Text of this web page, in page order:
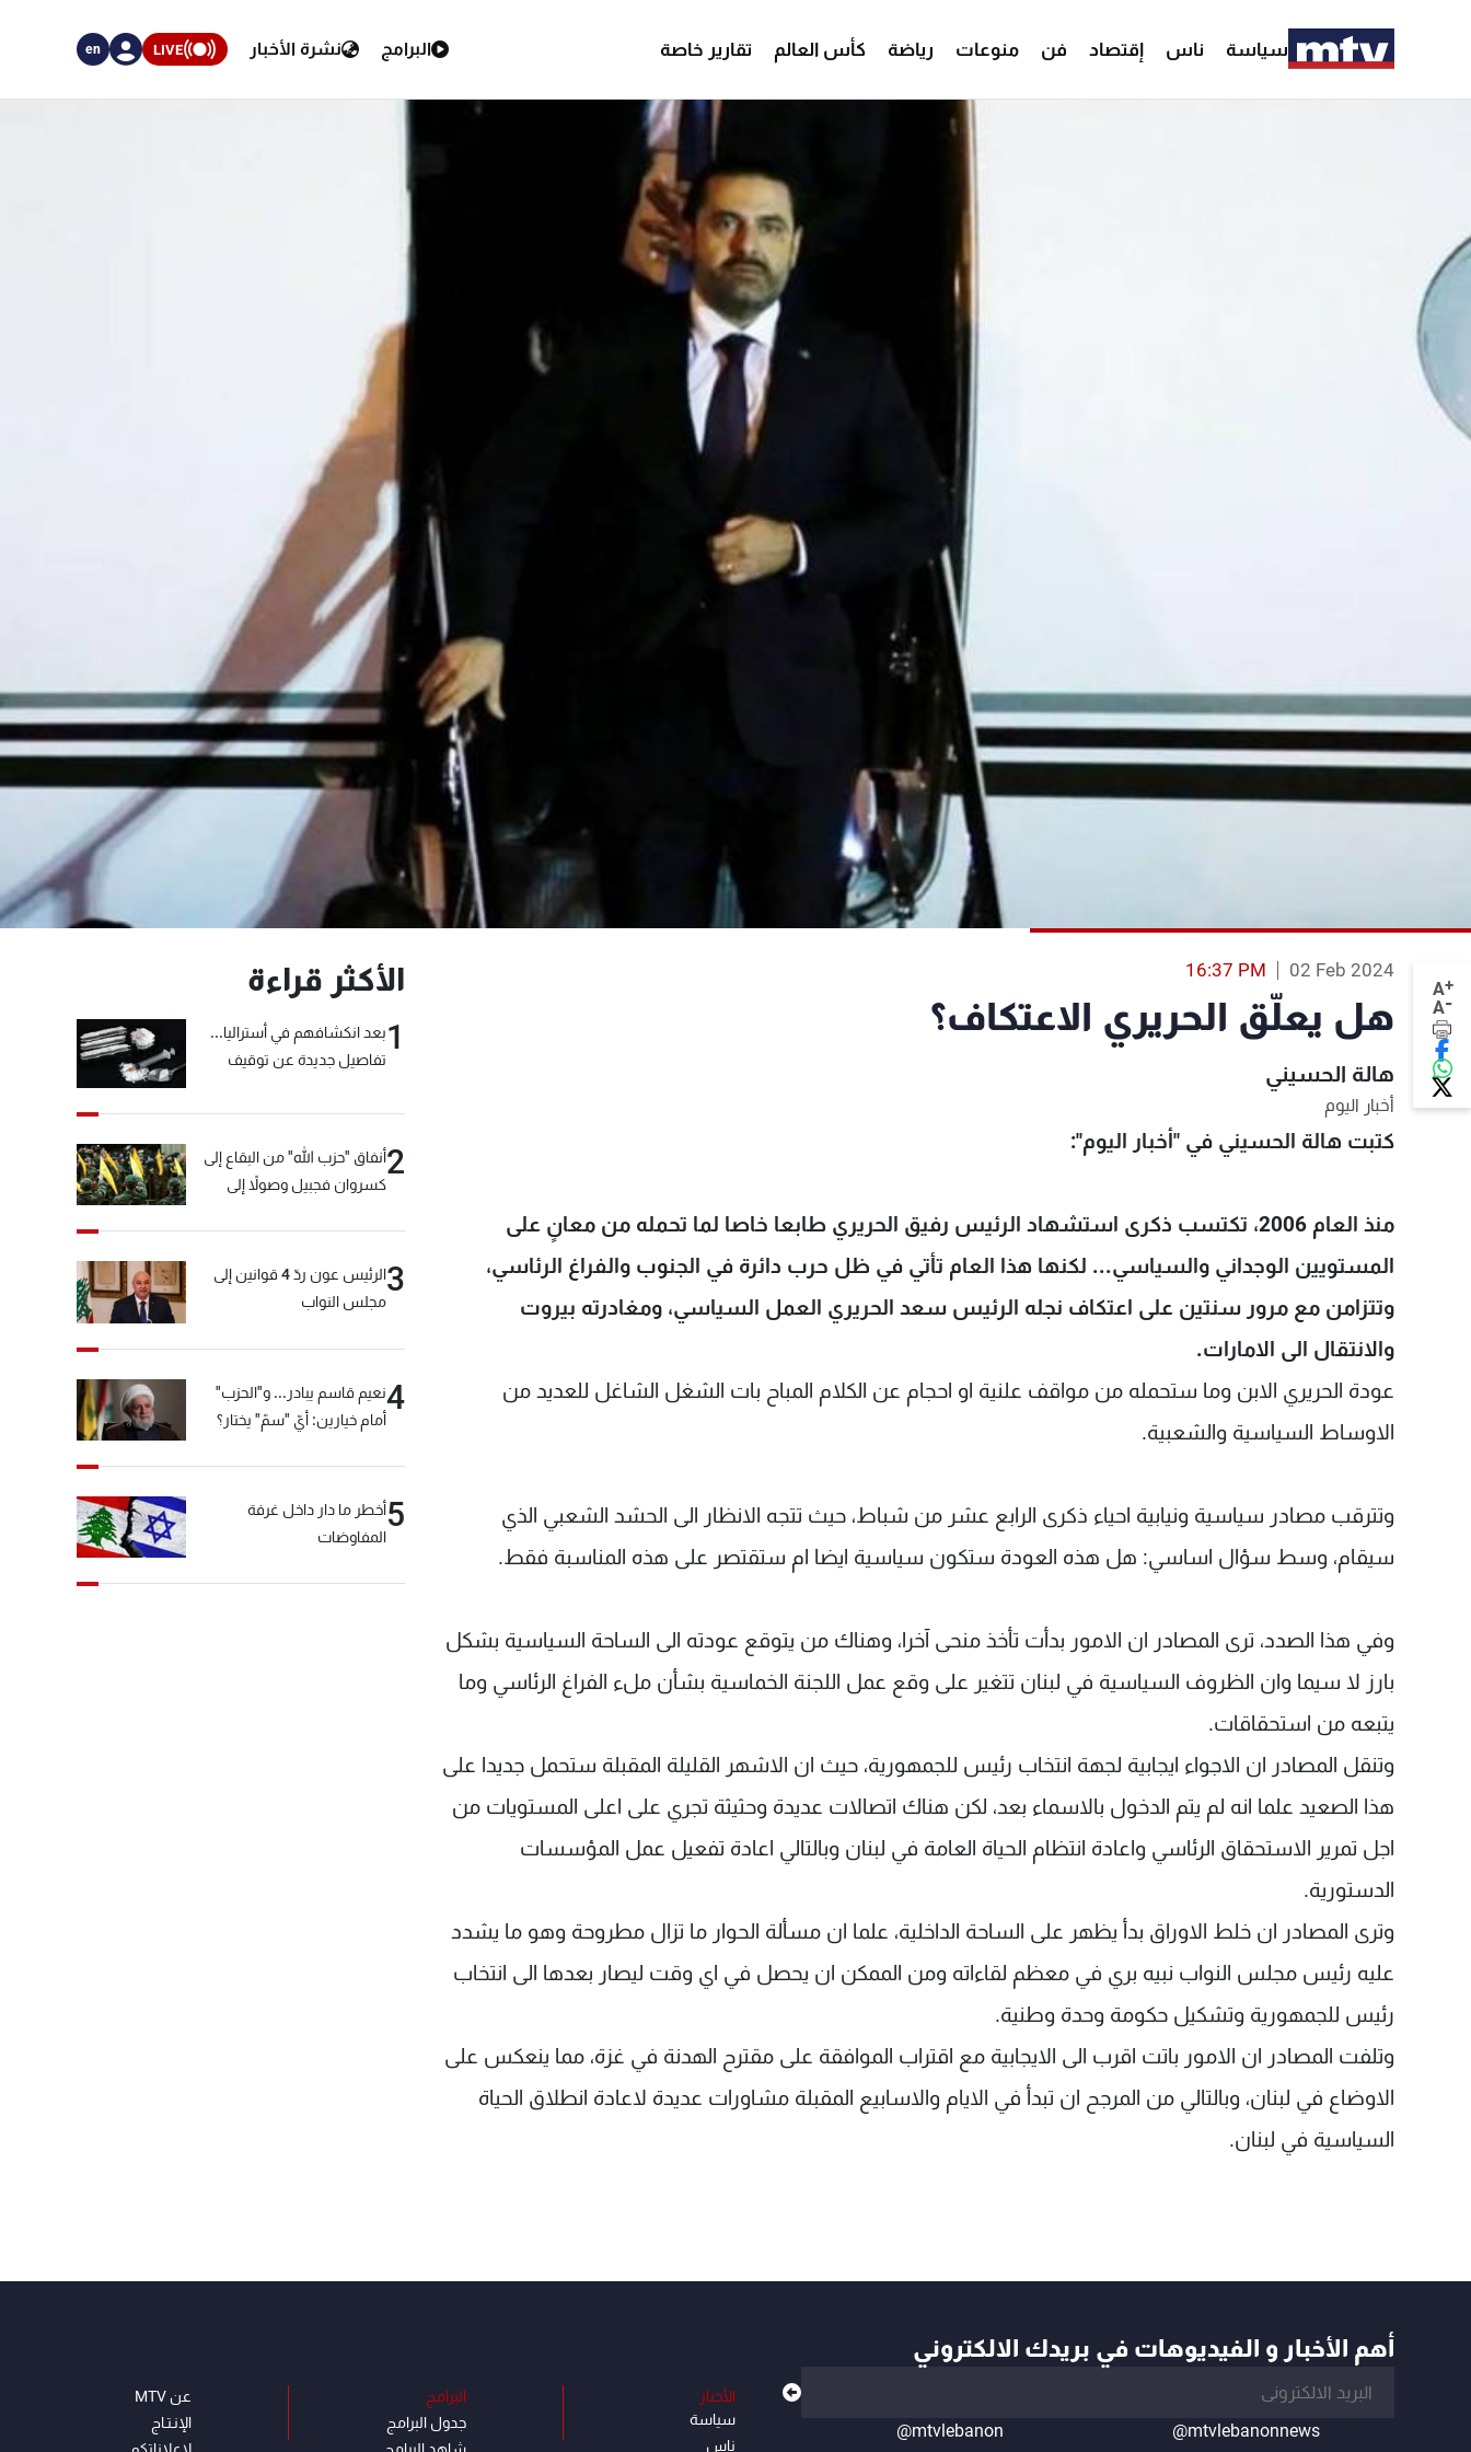
سياسة ناس إقتصاد فن منوعات رياضة كأس العالم تقارير خاصة البرامج نشرة الأخبار LIVE
en
A+
A-
02 Feb 2024
16:37 PM
هل يعلّق الحريري الاعتكاف؟
هالة الحسيني
أخبار اليوم
كتبت هالة الحسيني في "أخبار اليوم":
منذ العام 2006، تكتسب ذكرى استشهاد الرئيس رفيق الحريري طابعا خاصا لما تحمله من معانٍ على
المستويين الوجداني والسياسي... لكنها هذا العام تأتي في ظل حرب دائرة في الجنوب والفراغ الرئاسي،
وتتزامن مع مرور سنتين على اعتكاف نجله الرئيس سعد الحريري العمل السياسي، ومغادرته بيروت
والانتقال الى الامارات.
عودة الحريري الابن وما ستحمله من مواقف علنية او احجام عن الكلام المباح بات الشغل الشاغل للعديد من
الاوساط السياسية والشعبية.
وتترقب مصادر سياسية ونيابية احياء ذكرى الرابع عشر من شباط، حيث تتجه الانظار الى الحشد الشعبي الذي
سيقام، وسط سؤال اساسي: هل هذه العودة ستكون سياسية ايضا ام ستقتصر على هذه المناسبة فقط.
وفي هذا الصدد، ترى المصادر ان الامور بدأت تأخذ منحى آخرا، وهناك من يتوقع عودته الى الساحة السياسية بشكل
بارز لا سيما وان الظروف السياسية في لبنان تتغير على وقع عمل اللجنة الخماسية بشأن ملء الفراغ الرئاسي وما
يتبعه من استحقاقات.
وتنقل المصادر ان الاجواء ايجابية لجهة انتخاب رئيس للجمهورية، حيث ان الاشهر القليلة المقبلة ستحمل جديدا على
هذا الصعيد علما انه لم يتم الدخول بالاسماء بعد، لكن هناك اتصالات عديدة وحثيثة تجري على اعلى المستويات من
اجل تمرير الاستحقاق الرئاسي واعادة انتظام الحياة العامة في لبنان وبالتالي اعادة تفعيل عمل المؤسسات
الدستورية.
وترى المصادر ان خلط الاوراق بدأ يظهر على الساحة الداخلية، علما ان مسألة الحوار ما تزال مطروحة وهو ما يشدد
عليه رئيس مجلس النواب نبيه بري في معظم لقاءاته ومن الممكن ان يحصل في اي وقت ليصار بعدها الى انتخاب
رئيس للجمهورية وتشكيل حكومة وحدة وطنية.
وتلفت المصادر ان الامور باتت اقرب الى الايجابية مع اقتراب الموافقة على مقترح الهدنة في غزة، مما ينعكس على
الاوضاع في لبنان، وبالتالي من المرجح ان تبدأ في الايام والاسابيع المقبلة مشاورات عديدة لاعادة انطلاق الحياة
السياسية في لبنان.
الأكثر قراءة
1بعد انكشافهم في أستراليا...
تفاصيل جديدة عن توقيف
2أنفاق "حزب الله" من البقاع إلى
كسروان فجبيل وصولاً إلى
3
الرئيس عون ردّ 4 قوانين إلى
مجلس النواب
4نعيم قاسم يبادر... و"الحزب"
أمام خيارين: أيّ "سمّ" يختار؟
5أخطر ما دار داخل غرفة
المفاوضات
أهم الأخبار و الفيديوهات في بريدك الالكتروني
@mtvlebanonnews
@mtvlebanon
الأخبار
سياسة
ناس
البرامج
جدول البرامج
شاهد البرامج
عن MTV
الإنـتـاج
لاعلاناتكم